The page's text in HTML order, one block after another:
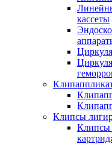
кассеты
Клипсы
Клипсы